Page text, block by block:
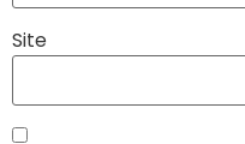
Site